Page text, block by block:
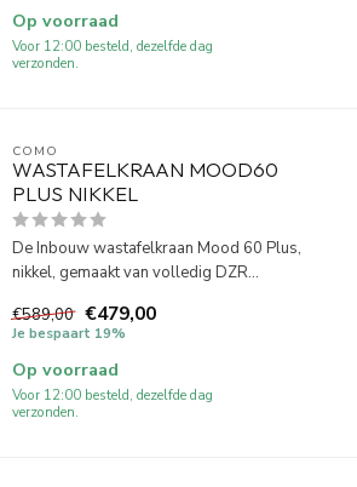
Op voorraad
Voor 12:00 besteld, dezelfde dag
verzonden.
COMO
WASTAFELKRAAN MOOD60
PLUS NIKKEL
De Inbouw wastafelkraan Mood 60 Plus,
nikkel, gemaakt van volledig DZR...
€589,00 €479,00
Je bespaart 19%
Op voorraad
Voor 12:00 besteld, dezelfde dag
verzonden.